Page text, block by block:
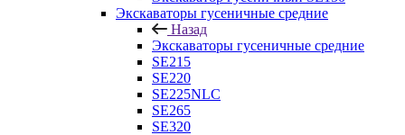
Экскаваторы гусеничные средние
Назад
Экскаваторы гусеничные средние
SE215
SE220
SE225NLC
SE265
SE320